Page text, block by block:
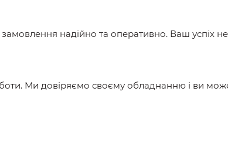
надійно та оперативно. Ваш успіх
Ми довіряємо своєму обладнанню і ви